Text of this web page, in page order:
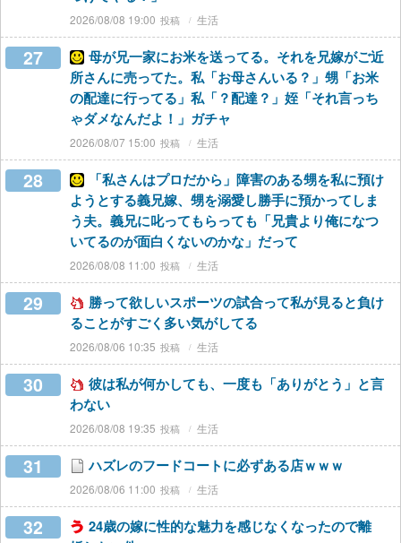
2026/08/08 19:00 生活
27
母が兄一家にお米を送ってる。それを兄嫁がご近
所さんに売ってた。私「お母さんいる？」甥「お米
の配達に行ってる」私「？配達？」姪「それ言っち
ゃダメなんだよ！」ガチャ
2026/08/07 15:00 生活
28
「私さんはプロだから」障害のある甥を私に預け
ようとする義兄嫁、甥を溺愛し勝手に預かってしま
う夫。義兄に叱ってもらっても「兄貴より俺になつ
いてるのが面白くないのかな」だって
2026/08/08 11:00 生活
29
勝って欲しいスポーツの試合って私が見ると負け
ることがすごく多い気がしてる
2026/08/06 10:35 生活
30
彼は私が何かしても、一度も「ありがとう」と言
わない
2026/08/08 19:35 生活
31 ハズレのフードコートに必ずある店ｗｗｗ
2026/08/06 11:00 生活
32
24歳の嫁に性的な魅力を感じなくなったので離